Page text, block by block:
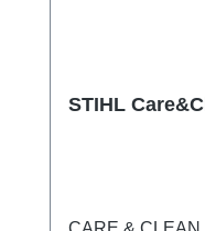
STIHL